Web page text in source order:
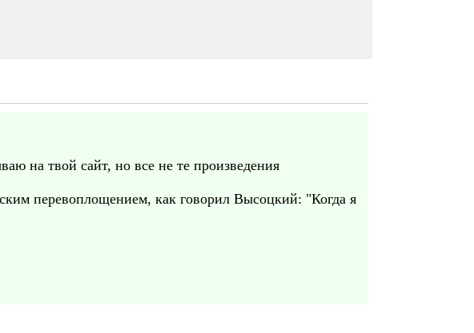
на твой сайт, но все не те произведения
перевоплощением, как говорил Высоцкий: "Когда я